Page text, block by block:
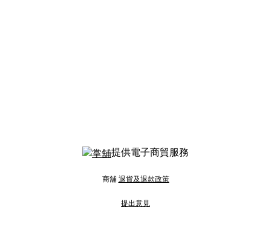
提供電子商貿服務
商舖 退貨及退款政策
提出意見